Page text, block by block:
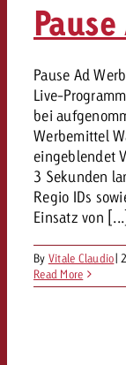
Pause Ad
Live-
bei
Werbemittel
eingeblendet
3 Sekunden
Regio IDs
Einsatz von [...]
By Vitale Claudio|
Read More